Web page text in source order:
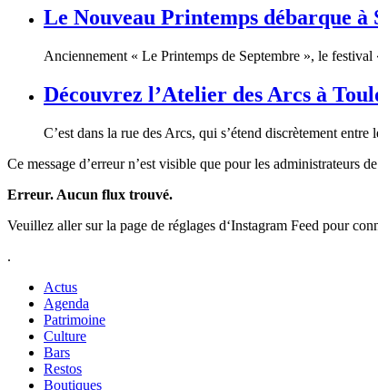
Le Nouveau Printemps débarque à
Anciennement « Le Printemps de Septembre », le
Découvrez l’Atelier des Arcs à
C’est dans la rue des Arcs, qui s’étend discrètement
Ce message d’erreur n’est visible que pour les administrateurs
Erreur. Aucun flux trouvé.
Veuillez aller sur la page de réglages d‘Instagram Feed pour
.
Actus
Agenda
Patrimoine
Culture
Bars
Restos
Boutiques